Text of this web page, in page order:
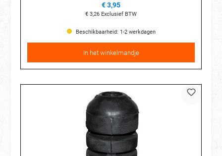
€ 3,95
€ 3,26 Exclusief BTW
Beschikbaarheid: 1-2 werkdagen
In het winkelmandje